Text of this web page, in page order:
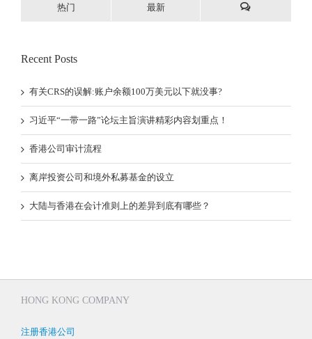
热门 最新
Recent Posts
有关CRS的误解:账户余额100万美元以下就没事?
习近平“一带一路”论坛主旨演讲精彩内容划重点！
香港公司审计流程
离岸投资公司和境外私募基金的设立
大陆与香港在会计准则上的差异到底有哪些？
HONG KONG COMPANY
注册香港公司